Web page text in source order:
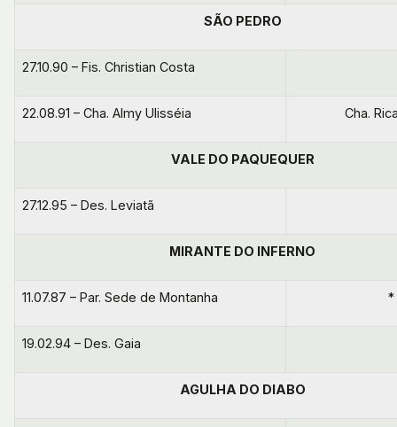
SÃO PEDRO
27.10.90 – Fis. Christian Costa
22.08.91 – Cha. Almy Ulisséia Cha.
VALE DO PAQUEQUER
27.12.95 – Des. Leviatã
MIRANTE DO INFERNO
11.07.87 – Par. Sede de Montanha *
19.02.94 – Des. Gaia
AGULHA DO DIABO